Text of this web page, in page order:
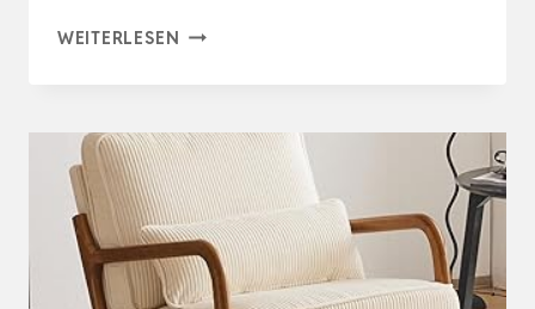
WEITERLESEN COLAMY
MODERN
SESSEL
WOHNZIMMER,
GEPOLSTERTER
WINGBACK-